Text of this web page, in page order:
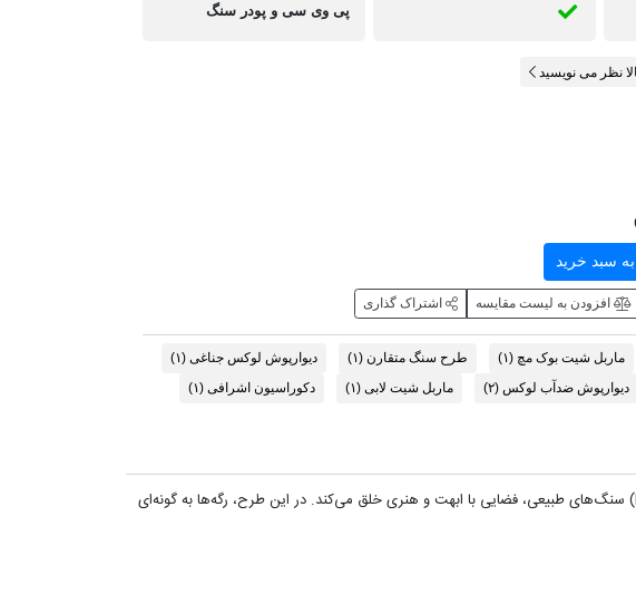
پی وی سی و پودر سنگ
نظر می نویسید
سبد خرید
افزودن به لیست مقایسه اشتراک گذاری
ماربل شیت بوک مچ(۱) طرح سنگ متقارن(۱) دیوارپوش لوکس جناغی(۱)
دیوارپوش ضدآب لوکس(۲) ماربل شیت لابی(۱) دکوراسیون اشرافی(۱)
​کد ۱_۳۰۸۶ فراتر از یک دیوارپوش معمولی، یک المان معماری تجملی است که با شبیه‌سازی دقیق فرآیند بوک‌مچ (Book-match) سنگ‌های طبیعی، فضایی با ابهت و هنری خلق می‌کند. در این طرح، رگه‌ها به گونه‌ای